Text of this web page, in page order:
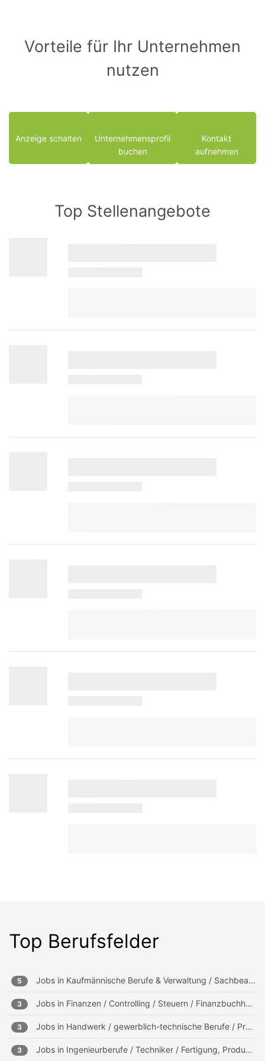
Vorteile für Ihr Unternehmen
nutzen
Anzeige schalten
Unternehmensprofil
buchen
Kontakt
aufnehmen
Top Stellenangebote
Top Berufsfelder
5 Jobs in Kaufmännische Berufe & Verwaltung / Sachbearbeitung und Verwaltung
3 Jobs in Finanzen / Controlling / Steuern / Finanzbuchhaltung, Mahnwesen
3 Jobs in Handwerk / gewerblich-technische Berufe / Produktion
3 Jobs in Ingenieurberufe / Techniker / Fertigung, Produktion